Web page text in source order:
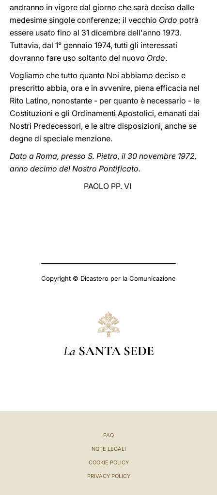
andranno in vigore dal giorno che sarà deciso dalle
medesime singole conferenze; il vecchio Ordo potrà
essere usato fino al 31 dicembre dell'anno 1973.
Tuttavia, dal 1° gennaio 1974, tutti gli interessati
dovranno fare uso soltanto del nuovo Ordo.
Vogliamo che tutto quanto Noi abbiamo deciso e
prescritto abbia, ora e in avvenire, piena efficacia nel
Rito Latino, nonostante - per quanto è necessario - le
Costituzioni e gli Ordinamenti Apostolici, emanati dai
Nostri Predecessori, e le altre disposizioni, anche se
degne di speciale menzione.
Dato a Roma, presso S. Pietro, il 30 novembre 1972,
anno decimo del Nostro Pontificato.
PAOLO PP. VI
Copyright © Dicastero per la Comunicazione
La SANTA SEDE
FAQ
NOTE LEGALI
COOKIE POLICY
PRIVACY POLICY